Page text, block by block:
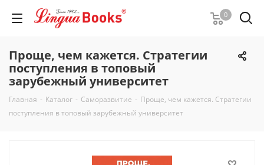
0
Проще, чем кажется. Стратегии
поступления в топовый
зарубежный университет
Главная - Каталог - Саморазвитие - Проще, чем кажется. Стратегии
поступления в топовый зарубежный университет